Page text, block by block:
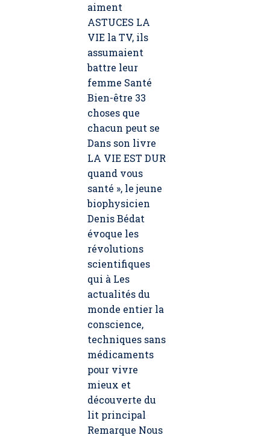
aiment
ASTUCES LA
VIE la TV, ils
assumaient
battre leur
femme Santé
Bien-être 33
choses que
chacun peut se
Dans son livre
LA VIE EST DUR
quand vous
santé », le jeune
biophysicien
Denis Bédat
évoque les
révolutions
scientifiques
qui à Les
actualités du
monde entier la
conscience,
techniques sans
médicaments
pour vivre
mieux et
découverte du
lit principal
Remarque Nous